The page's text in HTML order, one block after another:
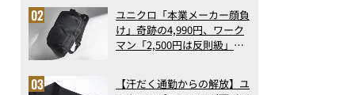
で決定版
ユニクロ「本業メーカー顔負
け」奇跡の4,990円、ワーク
マン「2,500円は反則級」凄
ト3】（2026年6月版）
【汗だく通勤からの解放】ユ